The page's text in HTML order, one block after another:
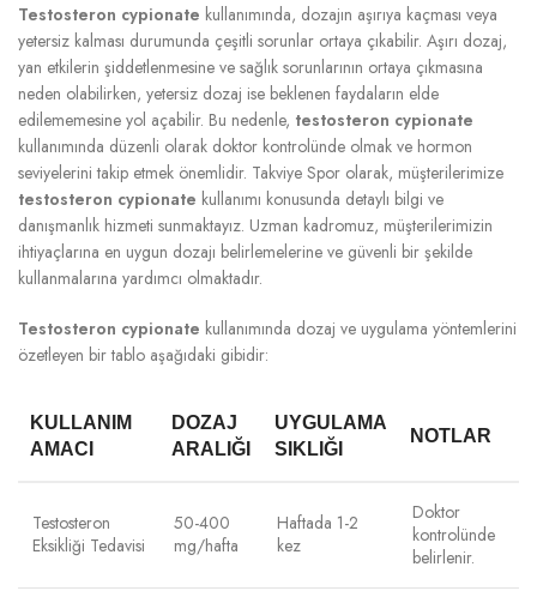
Testosteron cypionate kullanımında, dozajın aşırıya kaçması veya
yetersiz kalması durumunda çeşitli sorunlar ortaya çıkabilir. Aşırı dozaj,
yan etkilerin şiddetlenmesine ve sağlık sorunlarının ortaya çıkmasına
neden olabilirken, yetersiz dozaj ise beklenen faydaların elde
edilememesine yol açabilir. Bu nedenle, testosteron cypionate
kullanımında düzenli olarak doktor kontrolünde olmak ve hormon
seviyelerini takip etmek önemlidir. Takviye Spor olarak, müşterilerimize
testosteron cypionate kullanımı konusunda detaylı bilgi ve
danışmanlık hizmeti sunmaktayız. Uzman kadromuz, müşterilerimizin
ihtiyaçlarına en uygun dozajı belirlemelerine ve güvenli bir şekilde
kullanmalarına yardımcı olmaktadır.
Testosteron cypionate kullanımında dozaj ve uygulama yöntemlerini
özetleyen bir tablo aşağıdaki gibidir:
KULLANIM
AMACI
DOZAJ
ARALIĞI
UYGULAMA
SIKLIĞI
NOTLAR
Testosteron
Eksikliği Tedavisi
50-400
mg/hafta
Haftada 1-2
kez
Doktor
kontrolünde
belirlenir.